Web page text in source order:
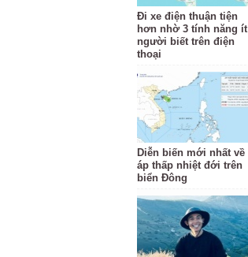
Đi xe điện thuận tiện
hơn nhờ 3 tính năng ít
người biết trên điện
thoại
Diễn biến mới nhất về
áp thấp nhiệt đới trên
biển Đông